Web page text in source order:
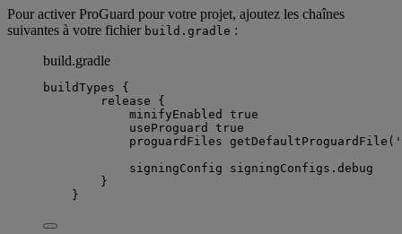
Pour activer ProGuard pour votre projet, ajoutez les chaînes
suivantes à votre fichier build.gradle :
build.gradle
buildTypes {
release {
minifyEnabled true
useProguard true
proguardFiles getDefaultProguardFile ( '
signingConfig signingConfigs . debug
}
}